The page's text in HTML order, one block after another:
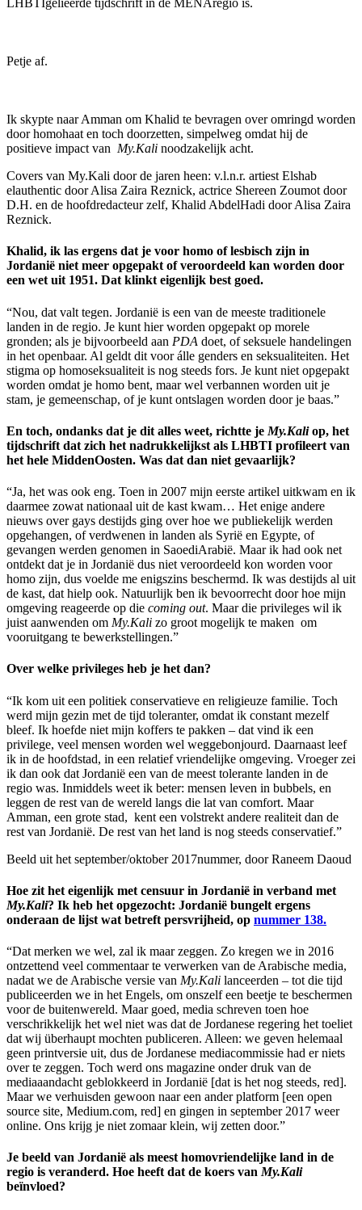
LHBTIgelieerde tijdschrift in de MENAregio is.
Petje af.
Ik skypte naar Amman om Khalid te bevragen over omringd worden
door homohaat en toch doorzetten, simpelweg omdat hij de
positieve impact van My.Kali noodzakelijk acht.
Covers van My.Kali door de jaren heen: v.l.n.r. artiest Elshab
elauthentic door Alisa Zaira Reznick, actrice Shereen Zoumot door
D.H. en de hoofdredacteur zelf, Khalid AbdelHadi door Alisa Zaira
Reznick.
Khalid, ik las ergens dat je voor homo of lesbisch zijn in
Jordanië niet meer opgepakt of veroordeeld kan worden door
een wet uit 1951. Dat klinkt eigenlijk best goed.
“Nou, dat valt tegen. Jordanië is een van de meeste traditionele
landen in de regio. Je kunt hier worden opgepakt op morele
gronden; als je bijvoorbeeld aan PDA doet, of seksuele handelingen
in het openbaar. Al geldt dit voor álle genders en seksualiteiten. Het
stigma op homoseksualiteit is nog steeds fors. Je kunt niet opgepakt
worden omdat je homo bent, maar wel verbannen worden uit je
stam, je gemeenschap, of je kunt ontslagen worden door je baas.”
En toch, ondanks dat je dit alles weet, richtte je My.Kaliop, het
tijdschrift dat zich het nadrukkelijkst als LHBTI profileert van
het hele MiddenOosten. Was dat dan niet gevaarlijk?
“Ja, het was ook eng. Toen in 2007 mijn eerste artikel uitkwam en ik
daarmee zowat nationaal uit de kast kwam… Het enige andere
nieuws over gays destijds ging over hoe we publiekelijk werden
opgehangen, of verdwenen in landen als Syrië en Egypte, of
gevangen werden genomen in SaoediArabië. Maar ik had ook net
ontdekt dat je in Jordanië dus niet veroordeeld kon worden voor
homo zijn, dus voelde me enigszins beschermd. Ik was destijds al uit
de kast, dat hielp ook. Natuurlijk ben ik bevoorrecht door hoe mijn
omgeving reageerde op die coming out. Maar die privileges wil ik
juist aanwenden om My.Kali zo groot mogelijk te maken om
vooruitgang te bewerkstellingen.”
Over welke privileges heb je het dan?
“Ik kom uit een politiek conservatieve en religieuze familie. Toch
werd mijn gezin met de tijd toleranter, omdat ik constant mezelf
bleef. Ik hoefde niet mijn koffers te pakken – dat vind ik een
privilege, veel mensen worden wel weggebonjourd. Daarnaast leef
ik in de hoofdstad, in een relatief vriendelijke omgeving. Vroeger zei
ik dan ook dat Jordanië een van de meest tolerante landen in de
regio was. Inmiddels weet ik beter: mensen leven in bubbels, en
leggen de rest van de wereld langs die lat van comfort. Maar
Amman, een grote stad, kent een volstrekt andere realiteit dan de
rest van Jordanië. De rest van het land is nog steeds conservatief.”
Beeld uit het september/oktober 2017nummer, door Raneem Daoud
Hoe zit het eigenlijk met censuur in Jordanië in verband met
My.Kali? Ik heb het opgezocht: Jordanië bungelt ergens
onderaan de lijst wat betreft persvrijheid, op nummer 138.
“Dat merken we wel, zal ik maar zeggen. Zo kregen we in 2016
ontzettend veel commentaar te verwerken van de Arabische media,
nadat we de Arabische versie van My.Kali lanceerden – tot die tijd
publiceerden we in het Engels, om onszelf een beetje te beschermen
voor de buitenwereld. Maar goed, media schreven toen hoe
verschrikkelijk het wel niet was dat de Jordanese regering het toeliet
dat wij überhaupt mochten publiceren. Alleen: we geven helemaal
geen printversie uit, dus de Jordanese mediacommissie had er niets
over te zeggen. Toch werd ons magazine onder druk van de
mediaaandacht geblokkeerd in Jordanië [dat is het nog steeds, red].
Maar we verhuisden gewoon naar een ander platform [een open
source site, Medium.com, red] en gingen in september 2017 weer
online. Ons krijg je niet zomaar klein, wij zetten door.”
Je beeld van Jordanië als meest homovriendelijke land in de
regio is veranderd. Hoe heeft dat de koers van My.Kali
beïnvloed?